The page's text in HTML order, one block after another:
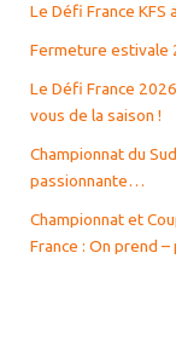
Le Défi France KFS
Fermeture estivale
Le Défi France
vous de la saison !
Championnat du
passionnante…
Championnat et
France : On prend